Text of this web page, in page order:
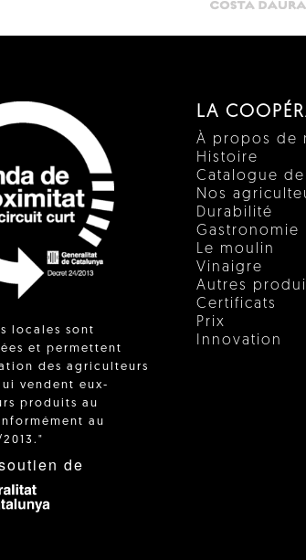
locales sont
et permettent
des agriculteurs
vendent eux-
produits au
au
de
LA
À propos de
Histoire
Catalogue
Nos
Durabilité
Gastronomie
Le moulin
Vinaigre
Autres
Certificats
Prix
Innovation